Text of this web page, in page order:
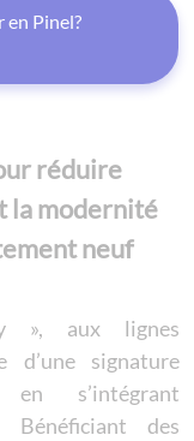
en Pinel?
réduire
la modernité
neuf
», aux lignes
d’une signature
s’intégrant
Bénéficiant des